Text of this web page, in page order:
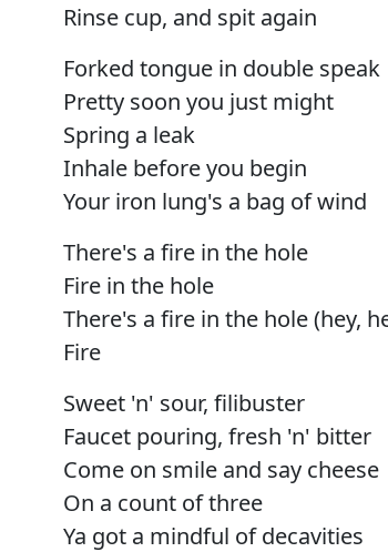
Rinse cup, and spit again
Forked tongue in double speak
Pretty soon you just might
Spring a leak
Inhale before you begin
Your iron lung's a bag of wind
There's a fire in the hole
Fire in the hole
There's a fire in the hole (hey,
Fire
Sweet 'n' sour, filibuster
Faucet pouring, fresh 'n' bitter
Come on smile and say cheese
On a count of three
Ya got a mindful of decavities